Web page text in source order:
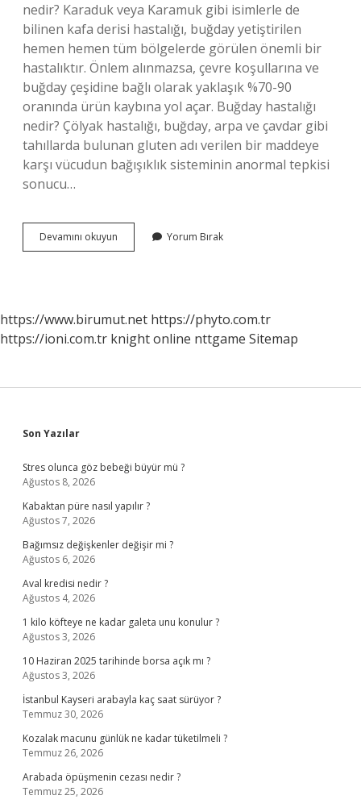
nedir? Karaduk veya Karamuk gibi isimlerle de
bilinen kafa derisi hastalığı, buğday yetiştirilen
hemen hemen tüm bölgelerde görülen önemli bir
hastalıktır. Önlem alınmazsa, çevre koşullarına ve
buğday çeşidine bağlı olarak yaklaşık %70-90
oranında ürün kaybına yol açar. Buğday hastalığı
nedir? Çölyak hastalığı, buğday, arpa ve çavdar gibi
tahıllarda bulunan gluten adı verilen bir maddeye
karşı vücudun bağışıklık sisteminin anormal tepkisi
sonucu…
Devamını okuyun
Hastalığı
Yorum Bırak
https://www.birumut.net https://phyto.com.tr
https://ioni.com.tr knight online nttgame Sitemap
Sidebar
Son Yazılar
Stres olunca göz bebeği büyür mü ?
Ağustos 8, 2026
Kabaktan püre nasıl yapılır ?
Ağustos 7, 2026
Bağımsız değişkenler değişir mi ?
Ağustos 6, 2026
Aval kredisi nedir ?
Ağustos 4, 2026
1 kilo köfteye ne kadar galeta unu konulur ?
Ağustos 3, 2026
10 Haziran 2025 tarihinde borsa açık mı ?
Ağustos 3, 2026
İstanbul Kayseri arabayla kaç saat sürüyor ?
Temmuz 30, 2026
Kozalak macunu günlük ne kadar tüketilmeli ?
Temmuz 26, 2026
Arabada öpüşmenin cezası nedir ?
Temmuz 25, 2026